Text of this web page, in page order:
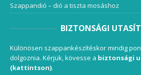
Szappandió – dió a tiszta mosáshoz
BIZTONSÁGI
Különösen szappankészítéskor mindig
dolgoznia. Kérjük, kövesse a biztonsági
(kattintson).